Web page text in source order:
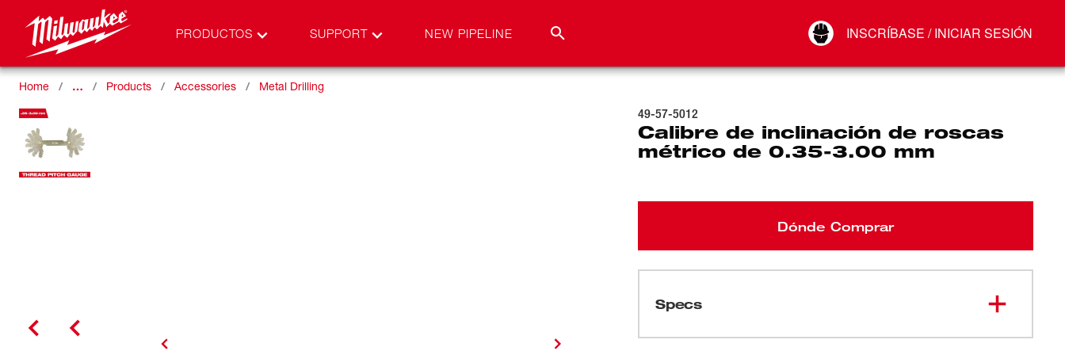
PRODUCTOS SUPPORT NEW PIPELINE INSCRÍBASE / INICIAR SESIÓN
Conectar
Home … Products Accessories Metal Drilling
49-57-5012
Calibre de inclinación de roscas
métrico de 0.35-3.00 mm
Dónde Comprar
Specs
Cargando